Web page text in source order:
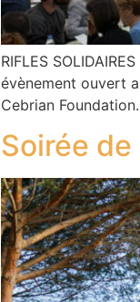
RIFLES
évènement ouvert
Cebrian
Soirée